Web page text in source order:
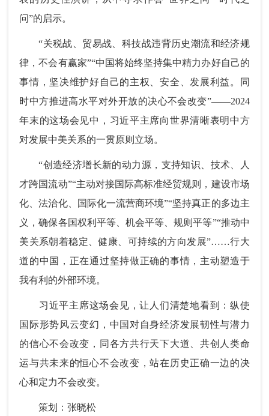
问”的启示。
“关税战、贸易战、科技战违背历史潮流和经济规
律，不会有赢家”“中国将始终坚持集中精力办好自己的
事情，坚决维护好自己的主权、安全、发展利益。同
时中方推进高水平对外开放的决心不会改变”——2024
年末的这场会见中，习近平主席向世界清晰表明中方
对发展中美关系的一贯原则立场。
“创造经济增长新的动力源，支持知识、技术、人
才跨国流动”“主动对接国际高标准经贸规则，建设市场
化、法治化、国际化一流营商环境”“坚持真正的多边主
义，确保各国权利平等、机会平等、规则平等”“推动中
美关系朝着稳定、健康、可持续的方向发展”……行大
道的中国，正在通过坚持做正确的事情，主动塑造于
我有利的外部环境。
习近平主席这场会见，让人们清楚地看到：纵使
国际形势风云变幻，中国对自身经济发展韧性与潜力
的信心不会改变，同各方共行天下大道、共创人类命
运与共未来的恒心不会改变，站在历史正确一边的决
心和定力不会改变。
策划：张晓松